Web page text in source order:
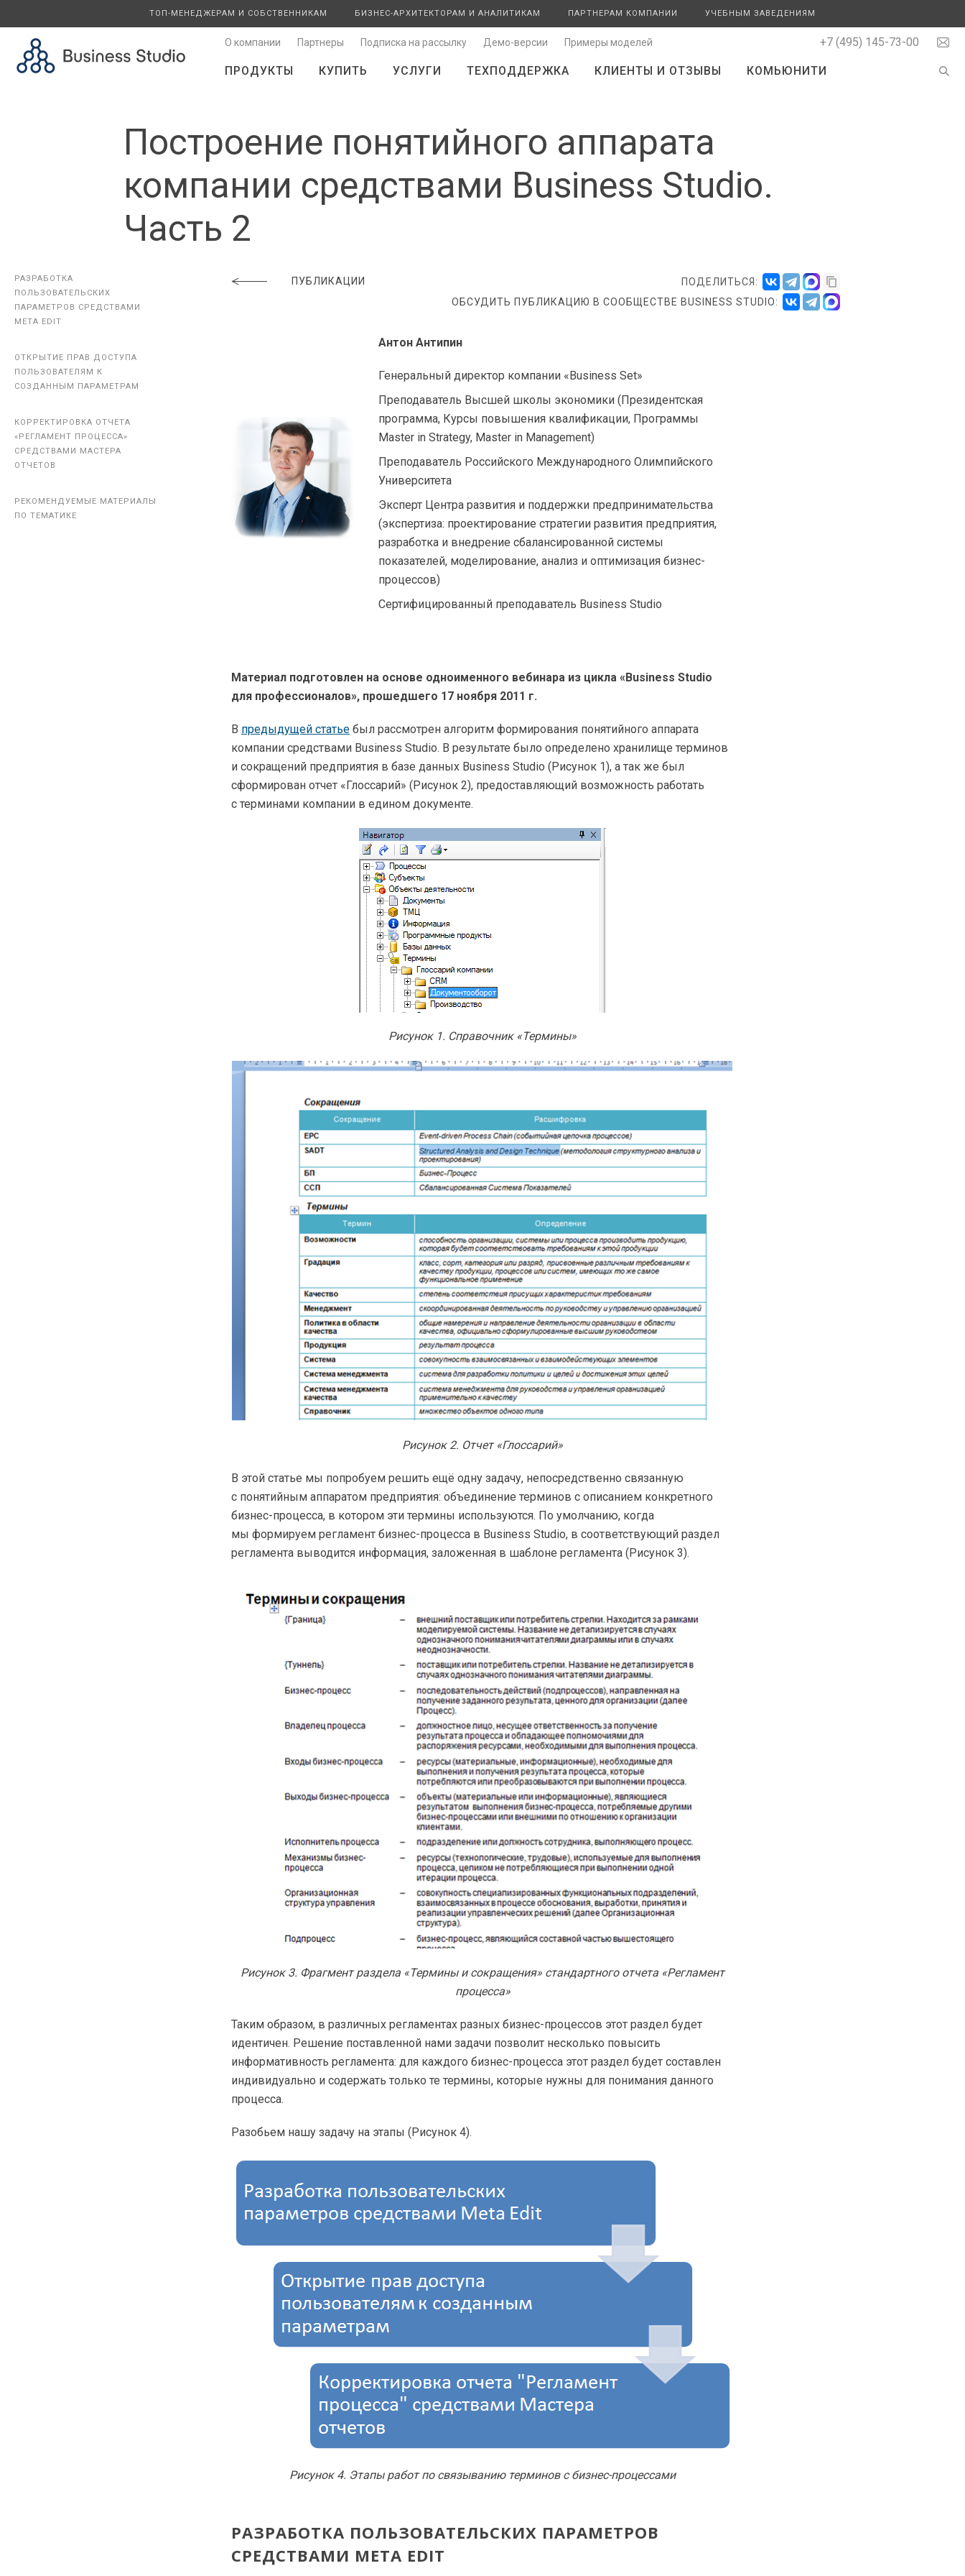
ТОП-МЕНЕДЖЕРАМ И СОБСТВЕННИКАМ БИЗНЕС-АРХИТЕКТОРАМ И АНАЛИТИКАМ ПАРТНЕРАМ КОМПАНИИ УЧЕБНЫМ ЗАВЕДЕНИЯМ
+7 (495) 145-73-00
О компании Партнеры Подписка на рассылку Демо-версии Примеры моделей
ПРОДУКТЫ КУПИТЬ УСЛУГИ ТЕХПОДДЕРЖКА КЛИЕНТЫ И ОТЗЫВЫ КОМЬЮНИТИ
Построение понятийного аппарата
компании средствами Business Studio.
Часть 2
РАЗРАБОТКА
ПОЛЬЗОВАТЕЛЬСКИХ
ПАРАМЕТРОВ СРЕДСТВАМИ
META EDIT
ОТКРЫТИЕ ПРАВ ДОСТУПА
ПОЛЬЗОВАТЕЛЯМ К
СОЗДАННЫМ ПАРАМЕТРАМ
КОРРЕКТИРОВКА ОТЧЕТА
«РЕГЛАМЕНТ ПРОЦЕССА»
СРЕДСТВАМИ МАСТЕРА
ОТЧЕТОВ
РЕКОМЕНДУЕМЫЕ МАТЕРИАЛЫ
ПО ТЕМАТИКЕ
РАЗРАБОТКА
ПОЛЬЗОВАТЕЛЬСКИХ
ПАРАМЕТРОВ СРЕДСТВАМИ
META EDIT
ОТКРЫТИЕ ПРАВ ДОСТУПА
ПОЛЬЗОВАТЕЛЯМ К
СОЗДАННЫМ ПАРАМЕТРАМ
КОРРЕКТИРОВКА ОТЧЕТА
«РЕГЛАМЕНТ ПРОЦЕССА»
СРЕДСТВАМИ МАСТЕРА
ОТЧЕТОВ
РЕКОМЕНДУЕМЫЕ МАТЕРИАЛЫ
ПО ТЕМАТИКЕ
ПУБЛИКАЦИИ
ПОДЕЛИТЬСЯ:
ОБСУДИТЬ ПУБЛИКАЦИЮ В СООБЩЕСТВЕ BUSINESS STUDIO:
Антон Антипин
Генеральный директор компании «Business Set»
Преподаватель Высшей школы экономики (Президентская
программа, Курсы повышения квалификации, Программы
Master in Strategy, Master in Management)
Преподаватель Российского Международного Олимпийского
Университета
Эксперт Центра развития и поддержки предпринимательства
(экспертиза: проектирование стратегии развития предприятия,
разработка и внедрение сбалансированной системы
показателей, моделирование, анализ и оптимизация бизнес-
процессов)
Сертифицированный преподаватель Business Studio
Материал подготовлен на основе одноименного вебинара из цикла «Business Studio
для профессионалов», прошедшего 17 ноября 2011 г.
В предыдущей статье был рассмотрен алгоритм формирования понятийного аппарата
компании средствами Business Studio. В результате было определено хранилище терминов
и сокращений предприятия в базе данных Business Studio (Рисунок 1), а так же был
сформирован отчет «Глоссарий» (Рисунок 2), предоставляющий возможность работать
с терминами компании в едином документе.
Рисунок 1. Справочник «Термины»
Рисунок 2. Отчет «Глоссарий»
В этой статье мы попробуем решить ещё одну задачу, непосредственно связанную
с понятийным аппаратом предприятия: объединение терминов с описанием конкретного
бизнес-процесса, в котором эти термины используются. По умолчанию, когда
мы формируем регламент бизнес-процесса в Business Studio, в соответствующий раздел
регламента выводится информация, заложенная в шаблоне регламента (Рисунок 3).
Рисунок 3. Фрагмент раздела «Термины и сокращения» стандартного отчета «Регламент
процесса»
Таким образом, в различных регламентах разных бизнес-процессов этот раздел будет
идентичен. Решение поставленной нами задачи позволит несколько повысить
информативность регламента: для каждого бизнес-процесса этот раздел будет составлен
индивидуально и содержать только те термины, которые нужны для понимания данного
процесса.
Разобьем нашу задачу на этапы (Рисунок 4).
Рисунок 4. Этапы работ по связыванию терминов сбизнес-процессами
РАЗРАБОТКА ПОЛЬЗОВАТЕЛЬСКИХ ПАРАМЕТРОВ
СРЕДСТВАМИ META EDIT